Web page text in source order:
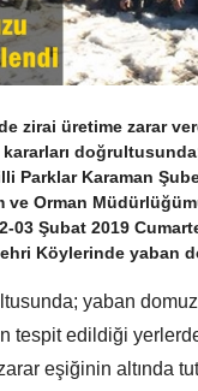
zirai üretime zarar
Parklar Karaman
ve Orman
03 Şubat 2019
Köylerinde yaban
yaban
tespit edildiği
eşiğinin altında